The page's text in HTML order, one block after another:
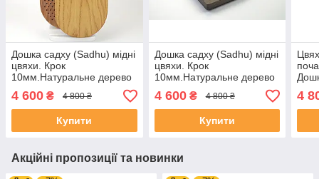
Дошка садху (Sadhu) мідні
цвяхи. Крок
10мм.Натуральне дерево
дуб. Від виробника. Дошка
для йоги для новачків .
4 600 ₴ 4 800 ₴
Купити
Дошка садху (Sadhu) мідні
цвяхи. Крок
10мм.Натуральне дерево
дуб. Від виробника. Дошка
для йоги для новачків .
4 600₴ 4 800 ₴
Купити
4
Акційні пропозиції та новинки